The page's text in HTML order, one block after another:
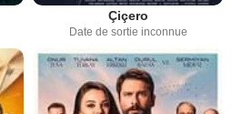
Çiçero
Date de sortie inconnue